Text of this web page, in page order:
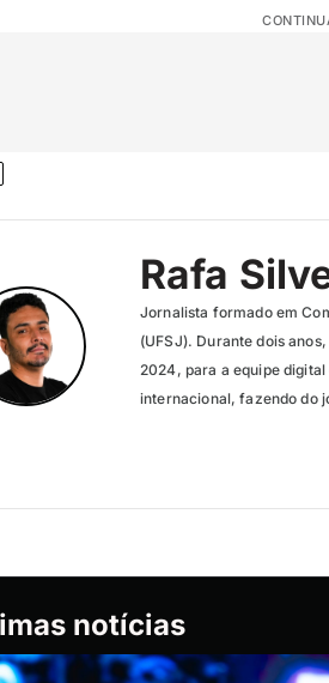
Rafa
Jornalista formado em
(UFSJ). Durante dois
2024, para a equipe
internacional, fazendo do
notícias